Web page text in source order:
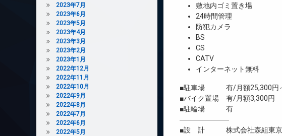
敷地内ゴミ置き場
24時間管理
防犯カメラ
BS
CS
CATV
インターネット無料
■駐車場 有/月額25,300円
■バイク置場 有/月額3,300円
■駐輪場 有
―――――――
■設 計 株式会社森組東京
2023年7月
2023年6月
2023年5月
2023年4月
2023年3月
2023年2月
2023年1月
2022年12月
2022年11月
2022年10月
2022年9月
2022年8月
2022年7月
2022年6月
2022年5月